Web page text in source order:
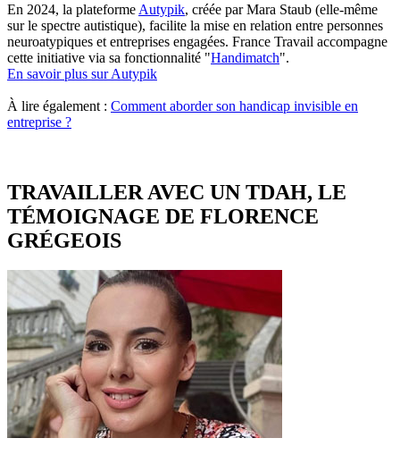
En 2024, la plateforme Autypik, créée par Mara Staub (elle-même
sur le spectre autistique), facilite la mise en relation entre personnes
neuroatypiques et entreprises engagées. France Travail accompagne
cette initiative via sa fonctionnalité "Handimatch".
En savoir plus sur Autypik
À lire également : Comment aborder son handicap invisible en
entreprise ?
TRAVAILLER AVEC UN TDAH, LE
TÉMOIGNAGE DE FLORENCE
GRÉGEOIS